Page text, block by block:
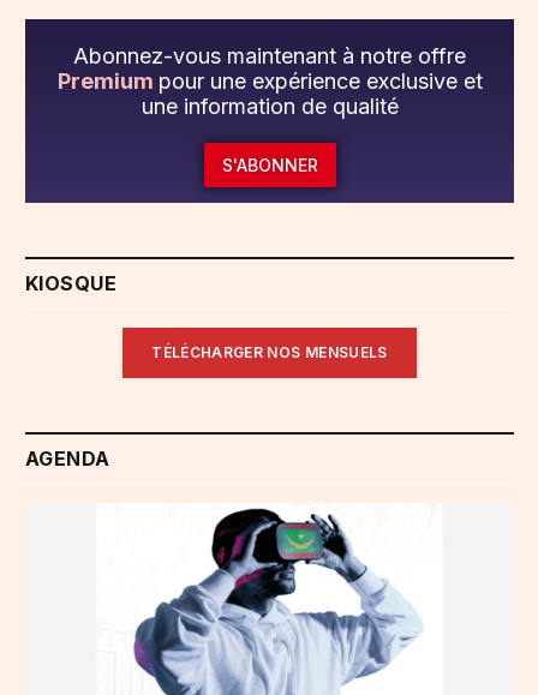
Abonnez-vous maintenant à notre offre
Premium pour une expérience exclusive et
une information de qualité
S'ABONNER
KIOSQUE
TÉLÉCHARGER NOS MENSUELS
AGENDA